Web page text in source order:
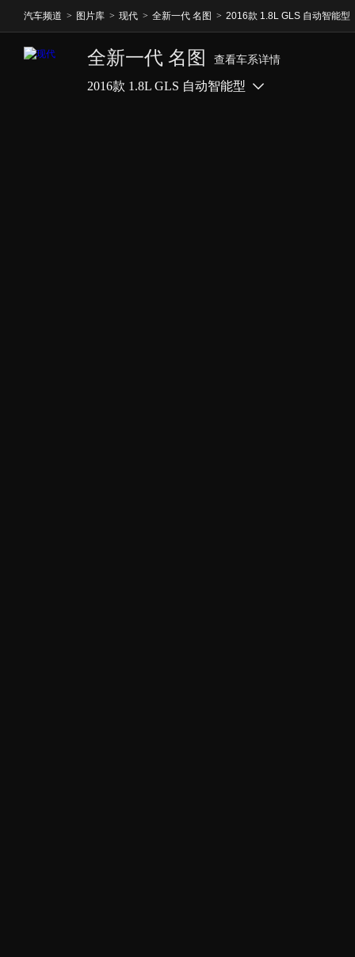
汽车频道 > 图片库 > 现代 > 全新一代 名图 > 2016款 1.8L GLS 自动智能型
全新一代 名图 查看车系详情
2016款 1.8L GLS 自动智能型